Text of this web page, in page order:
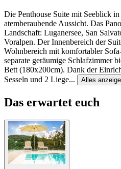
Die Penthouse Suite mit Seeblick
atemberaubende Aussicht. Das
Landschaft: Luganersee, San
Voralpen. Der Innenbereich der
Wohnbereich mit komfortabler
separate geräumige Schlafzimmer
Bett (180x200cm). Dank der
Sesseln und 2 Liege... Alles
Das erwartet euch